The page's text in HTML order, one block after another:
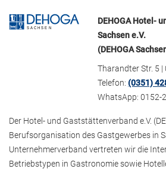
DEHOGA Hotel-
Sachsen e.V.
(DEHOGA
Tharandter Str. 5 |
Telefon:(0351)
WhatsApp: 0152-
Der Hotel- und Gaststättenverband e.V.
Berufsorganisation des Gastgewerbes in
Unternehmerverband vertreten wir die
Betriebstypen in Gastronomie sowie